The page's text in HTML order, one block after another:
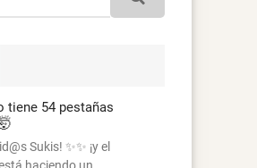
tiene 54 pestañas
Sukis! ✨✨ ¡y el